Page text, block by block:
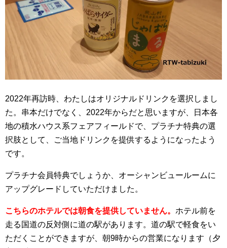
2022年再訪時、わたしはオリジナルドリンクを選択しまし
た。串本だけでなく、2022年からだと思いますが、日本各
地の積水ハウス系フェアフィールドで、プラチナ特典の選
択肢として、ご当地ドリンクを提供するようになったよう
です。
プラチナ会員特典でしょうか、オーシャンビュールームに
アップグレードしていただけました。
こちらのホテルでは朝食を提供していません。 ホテル前を
走る国道の反対側に道の駅があります。道の駅で軽食をい
ただくことができますが、朝9時からの営業になります（夕